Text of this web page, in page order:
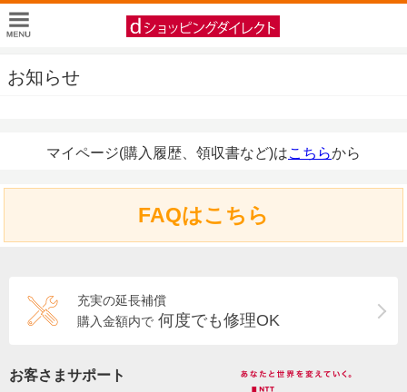
お知らせ
マイページ(購入履歴、領収書など)はこちらから
FAQはこちら
充実の延長補償
購入金額内で 何度でも修理OK
お客さまサポート